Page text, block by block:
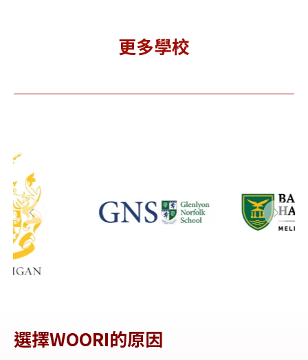
更多學校
格
Balmoral
School 巴
選擇WOORI的原因